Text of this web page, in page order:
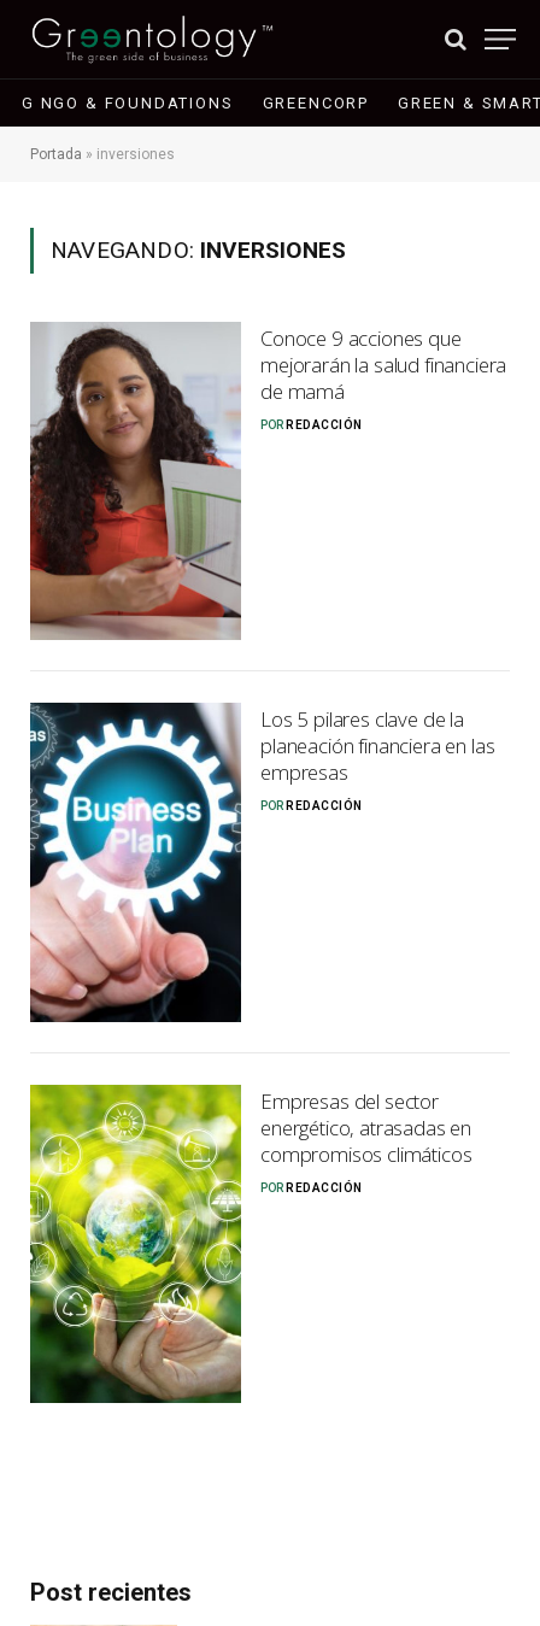
G NGO & FOUNDATIONS GREENCORP GREEN &
Portada » inversiones
NAVEGANDO: INVERSIONES
Conoce 9 acciones que
mejorarán la salud financiera
de mamá
POR REDACCIÓN
Los 5 pilares clave de la
planeación financiera en las
empresas
POR REDACCIÓN
Empresas del sector
energético, atrasadas en
compromisos climáticos
POR REDACCIÓN
Post recientes